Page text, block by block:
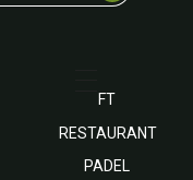
FT
RESTAURANT
PADEL